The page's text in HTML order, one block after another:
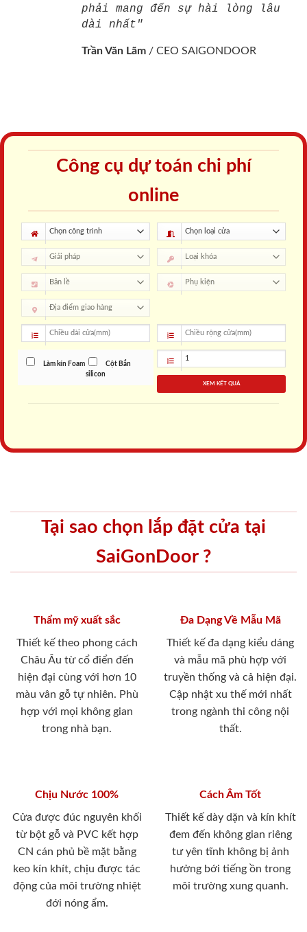
phải mang đến sự hài lòng lâu
dài nhất"
Trần Văn Lãm / CEO SAIGONDOOR
Công cụ dự toán chi phí
online
Làm kín Foam
Cột Bắn
silicon
XEM KẾT QUẢ
Tại sao chọn lắp đặt cửa tại
SaiGonDoor ?
Thẩm mỹ xuất sắc
Thiết kế theo phong cách
Châu Âu từ cổ điển đến
hiện đại cùng với hơn 10
màu vân gỗ tự nhiên. Phù
hợp với mọi không gian
trong nhà bạn.
Đa Dạng Về Mẫu Mã
Thiết kế đa dạng kiểu dáng
và mẫu mã phù hợp với
truyền thống và cả hiện đại.
Cập nhật xu thế mới nhất
trong ngành thi công nội
thất.
Chịu Nước 100%
Cửa được đúc nguyên khối
từ bột gỗ và PVC kết hợp
CN cán phủ bề mặt bằng
keo kín khít, chịu được tác
động của môi trường nhiệt
đới nóng ẩm.
Cách Âm Tốt
Thiết kế dày dặn và kín khít
đem đến không gian riêng
tư yên tĩnh không bị ảnh
hưởng bới tiếng ồn trong
môi trường xung quanh.